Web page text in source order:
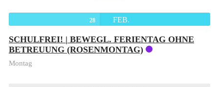
28 FEB.
SCHULFREI! | BEWEGL. FERIENTAG OHNE
BETREUUNG (ROSENMONTAG)
Montag